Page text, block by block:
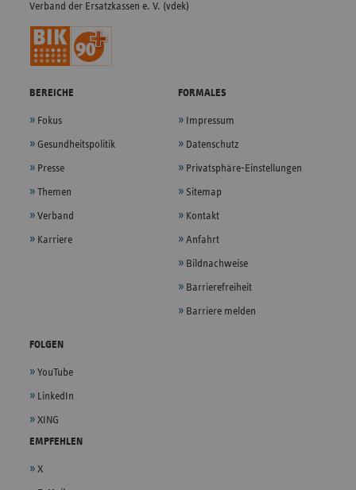
Verband der Ersatzkassen e. V. (vdek)
BEREICHE
Fokus
Gesundheitspolitik
Presse
Themen
Verband
Karriere
FORMALES
Impressum
Datenschutz
Privatsphäre-Einstellungen
Sitemap
Kontakt
Anfahrt
Bildnachweise
Barrierefreiheit
Barriere melden
FOLGEN
YouTube
LinkedIn
XING
EMPFEHLEN
X